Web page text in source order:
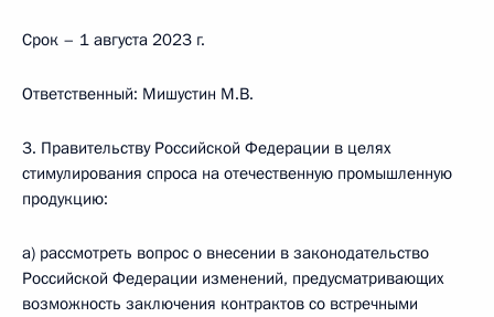
Срок – 1 августа 2023 г.
Ответственный: Мишустин М.В.
3. Правительству Российской Федерации в целях
стимулирования спроса на отечественную промышленную
продукцию:
а) рассмотреть вопрос о внесении в законодательство
Российской Федерации изменений, предусматривающих
возможность заключения контрактов со встречными